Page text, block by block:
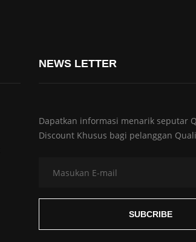
NEWS LETTER
Dapatkan informasi menarik seputar
Discount Khusus bagi pelanggan